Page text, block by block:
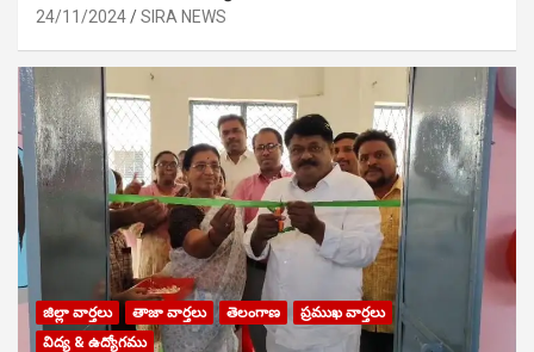
24/11/2024 SIRA NEWS
జిల్లా వార్తలు తాజా వార్తలు తెలంగాణ
ప్రముఖ వార్తలు
విద్య & ఉద్యోగము